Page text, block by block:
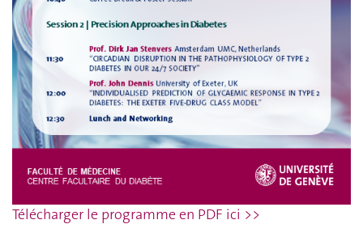
Télécharger le programme en PDF ici >>